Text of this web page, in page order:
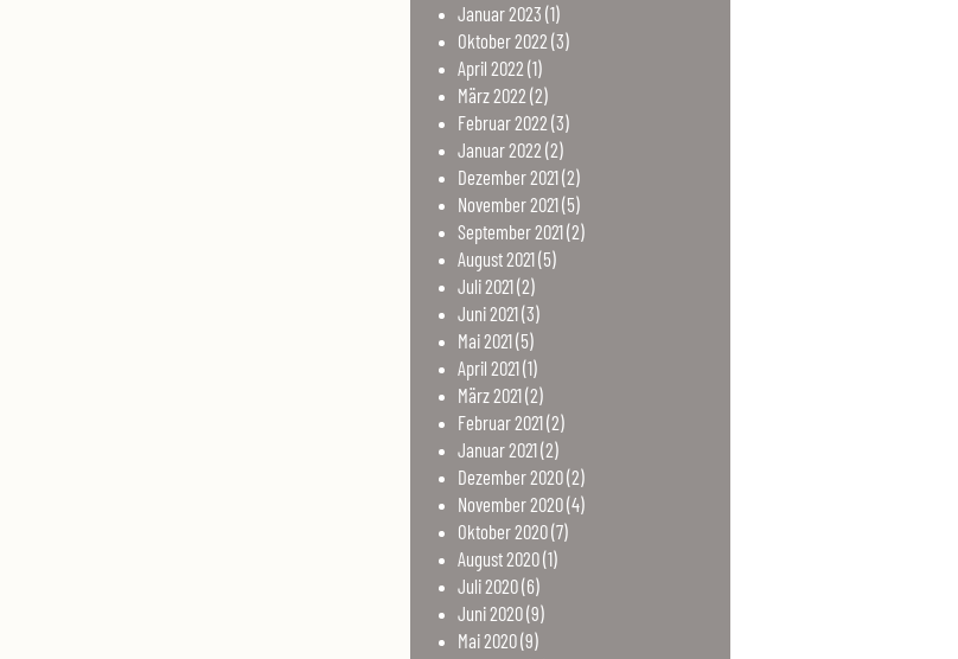
Januar2023 (1)
Oktober2022 (3)
April 2022 (1)
März2022 (2)
Februar2022 (3)
Januar2022 (2)
Dezember2021(2)
November2021(5)
September2021(2)
August2021(5)
Juli2021(2)
Juni2021(3)
Mai2021(5)
April 2021(1)
März2021(2)
Februar2021(2)
Januar2021(2)
Dezember2020(2)
November2020(4)
Oktober2020(7)
August2020(1)
Juli2020(6)
Juni2020(9)
Mai2020(9)